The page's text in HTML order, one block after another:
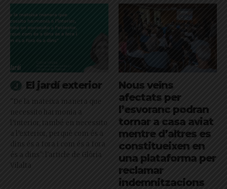
El jardí exterior
"De la mateixa manera que
necessito harmonia a
l’interior, també en necessito
a l’exterior, perquè com és a
dins és a fora i com és a fora
és a dins": l'article de Glòria
Vilalta
Nous veïns
afectats per
l’esvoranc podran
tornar a casa aviat
mentre d’altres es
constitueixen en
una plataforma per
reclamar
indemnitzacions